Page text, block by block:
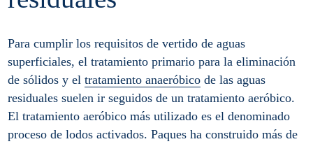
Para cumplir los requisitos de vertido de aguas
superficiales, el tratamiento primario para la eliminación
de sólidos y eltratamiento anaeróbico de las aguas
residuales suelen ir seguidos de un tratamiento aeróbico.
El tratamiento aeróbico más utilizado es el denominado
proceso de lodos activados. Paques ha construido más de